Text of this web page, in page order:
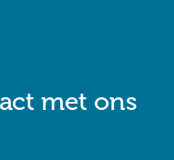
met ons